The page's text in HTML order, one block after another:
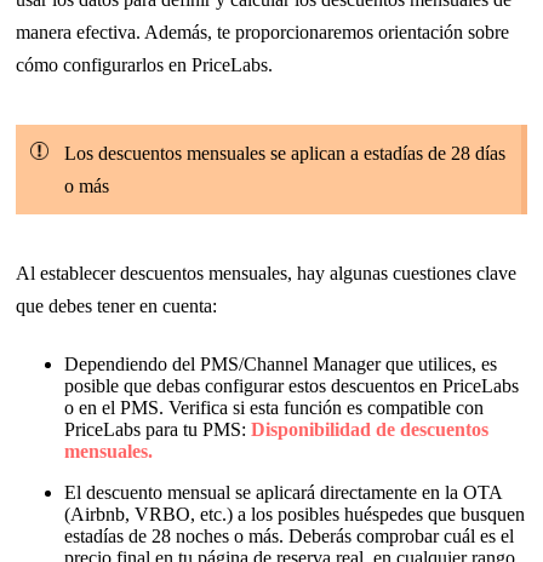
manera efectiva. Además, te proporcionaremos orientación sobre
cómo configurarlos en PriceLabs.
Los descuentos mensuales se aplican a estadías de 28 días
o más
Al establecer descuentos mensuales, hay algunas cuestiones clave
que debes tener en cuenta:
Dependiendo del PMS/Channel Manager que utilices, es
posible que debas configurar estos descuentos en PriceLabs
o en el PMS. Verifica si esta función es compatible con
PriceLabs para tu PMS: Disponibilidad de descuentos
mensuales.
El descuento mensual se aplicará directamente en la OTA
(Airbnb, VRBO, etc.) a los posibles huéspedes que busquen
estadías de 28 noches o más. Deberás comprobar cuál es el
precio final en tu página de reserva real, en cualquier rango